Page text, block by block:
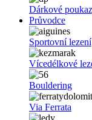
Dárkové
Průvodce
Sportovní lezení
Vícedélkové
Bouldering
Via Ferrata